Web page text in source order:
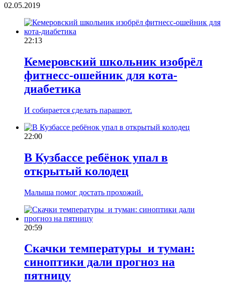
02.05.2019
22:13
Кемеровский школьник изобрёл
фитнесс-ошейник для кота-
диабетика
И собирается сделать парашют.
22:00
В Кузбассе ребёнок упал в
открытый колодец
Малыша помог достать прохожий.
20:59
Скачки температуры и туман:
синоптики дали прогноз на
пятницу